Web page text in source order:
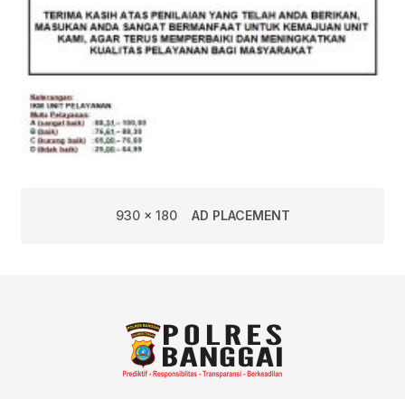
930 x 180 AD PLACEMENT